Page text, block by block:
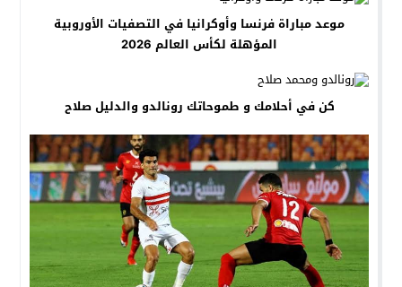
موعد مباراة فرنسا وأوكرانيا في التصفيات الأوروبية
المؤهلة لكأس العالم 2026
كن في أحلامك و طموحاتك رونالدو والدليل صلاح